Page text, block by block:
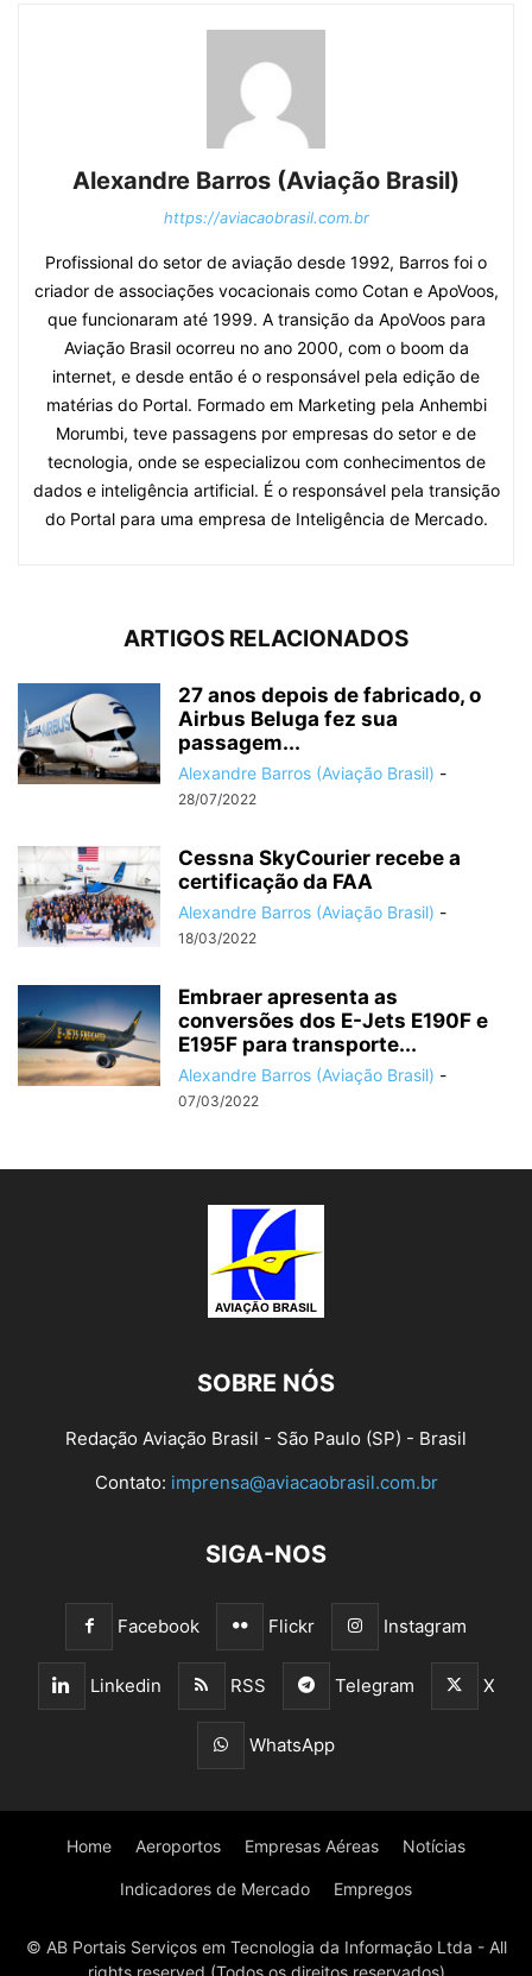
Alexandre Barros (Aviação Brasil)
https://aviacaobrasil.com.br
Profissional do setor de aviação desde 1992, Barros foi o
criador de associações vocacionais como Cotan e ApoVoos,
que funcionaram até 1999. A transição da ApoVoos para
Aviação Brasil ocorreu no ano 2000, com o boom da
internet, e desde então é o responsável pela edição de
matérias do Portal. Formado em Marketing pela Anhembi
Morumbi, teve passagens por empresas do setor e de
tecnologia, onde se especializou com conhecimentos de
dados e inteligência artificial. É o responsável pela transição
do Portal para uma empresa de Inteligência de Mercado.
ARTIGOS RELACIONADOS
27 anos depois de fabricado, o
Airbus Beluga fez sua
passagem...
Alexandre Barros (Aviação Brasil) -
28/07/2022
Cessna SkyCourier recebe a
certificação da FAA
Alexandre Barros (Aviação Brasil) -
18/03/2022
Embraer apresenta as
conversões dos E-Jets E190F e
E195F para transporte...
Alexandre Barros (Aviação Brasil) -
07/03/2022
SOBRE NÓS
Redação Aviação Brasil - São Paulo (SP) - Brasil
Contato: imprensa@aviacaobrasil.com.br
SIGA-NOS
Facebook Flickr Instagram
Linkedin RSS Telegram X
WhatsApp
Home Aeroportos Empresas Aéreas Notícias
Indicadores de Mercado Empregos
© AB Portais Serviços em Tecnologia da Informação Ltda - All
rights reserved (Todos os direitos reservados)